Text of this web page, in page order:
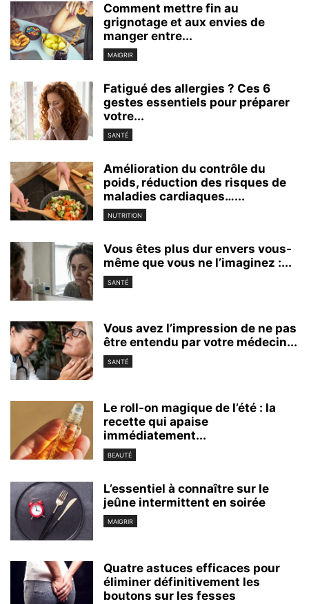
Comment mettre fin au
grignotage et aux envies de
manger entre...
MAIGRIR
Fatigué des allergies ? Ces 6
gestes essentiels pour préparer
votre...
SANTÉ
Amélioration du contrôle du
poids, réduction des risques de
maladies cardiaques…...
NUTRITION
Vous êtes plus dur envers vous-
même que vous ne l’imaginez :...
SANTÉ
Vous avez l’impression de ne pas
être entendu par votre médecin...
SANTÉ
Le roll-on magique de l’été : la
recette qui apaise
immédiatement...
BEAUTÉ
L’essentiel à connaître sur le
jeûne intermittent en soirée
MAIGRIR
Quatre astuces efficaces pour
éliminer définitivement les
boutons sur les fesses